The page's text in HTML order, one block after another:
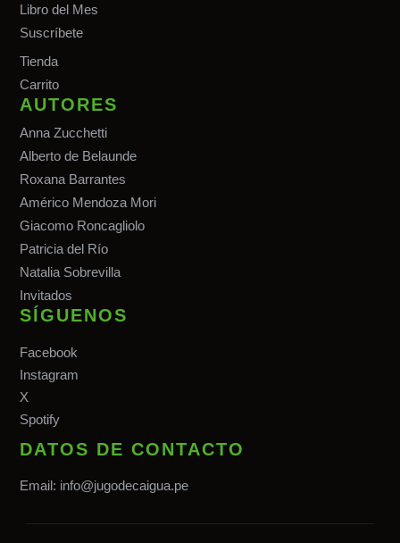
Libro del Mes
Suscríbete
Tienda
Carrito
AUTORES
Anna Zucchetti
Alberto de Belaunde
Roxana Barrantes
Américo Mendoza Mori
Giacomo Roncagliolo
Patricia del Río
Natalia Sobrevilla
Invitados
SÍGUENOS
Facebook
Instagram
X
Spotify
DATOS DE CONTACTO
Email: info@jugodecaigua.pe